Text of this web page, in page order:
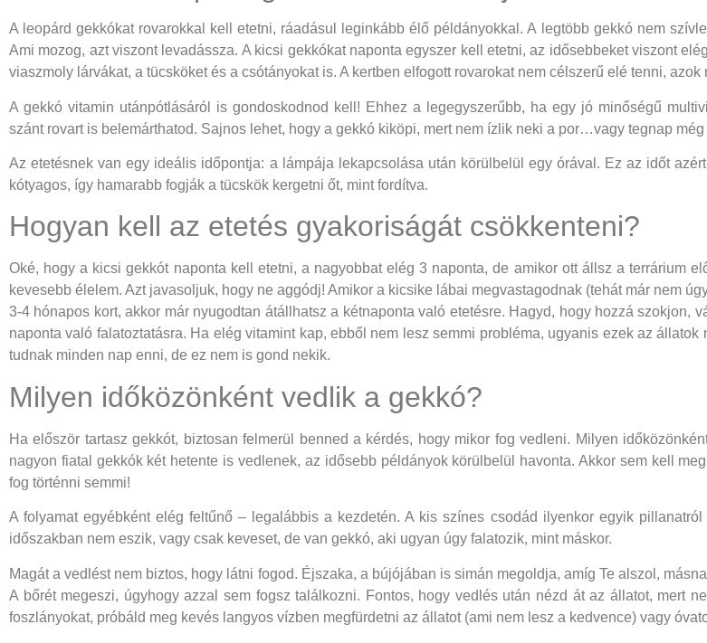
A leopárd gekkókat rovarokkal kell etetni, ráadásul leginkább élő példányokkal. A legtöbb gekkó nem
Ami mozog, azt viszont levadássza. A kicsi gekkókat naponta egyszer kell etetni, az idősebbeket viszont
viaszmoly lárvákat, a tücsköket és a csótányokat is. A kertben elfogott rovarokat nem célszerű elé tenni,
A gekkó vitamin utánpótlásáról is gondoskodnod kell! Ehhez a legegyszerűbb, ha egy jó minőségű
szánt rovart is belemárthatod. Sajnos lehet, hogy a gekkó kiköpi, mert nem ízlik neki a por…vagy tegnap
Az etetésnek van egy ideális időpontja: a lámpája lekapcsolása után körülbelül egy órával. Ez az időt
kótyagos, így hamarabb fogják a tücskök kergetni őt, mint fordítva.
Hogyan kell az etetés gyakoriságát csökkenteni?
Oké, hogy a kicsi gekkót naponta kell etetni, a nagyobbat elég 3 naponta, de amikor ott állsz a terrárium
kevesebb élelem. Azt javasoljuk, hogy ne aggódj! Amikor a kicsike lábai megvastagodnak (tehát már nem
3-4 hónapos kort, akkor már nyugodtan átállhatsz a kétnaponta való etetésre. Hagyd, hogy hozzá szokjon,
naponta való falatoztatásra. Ha elég vitamint kap, ebből nem lesz semmi probléma, ugyanis ezek az
tudnak minden nap enni, de ez nem is gond nekik.
Milyen időközönként vedlik a gekkó?
Ha először tartasz gekkót, biztosan felmerül benned a kérdés, hogy mikor fog vedleni. Milyen
nagyon fiatal gekkók két hetente is vedlenek, az idősebb példányok körülbelül havonta. Akkor sem kell
fog történni semmi!
A folyamat egyébként elég feltűnő – legalábbis a kezdetén. A kis színes csodád ilyenkor egyik
időszakban nem eszik, vagy csak keveset, de van gekkó, aki ugyan úgy falatozik, mint máskor.
Magát a vedlést nem biztos, hogy látni fogod. Éjszaka, a bújójában is simán megoldja, amíg Te alszol,
A bőrét megeszi, úgyhogy azzal sem fogsz találkozni. Fontos, hogy vedlés után nézd át az állatot, mert
foszlányokat, próbáld meg kevés langyos vízben megfürdetni az állatot (ami nem lesz a kedvence) vagy